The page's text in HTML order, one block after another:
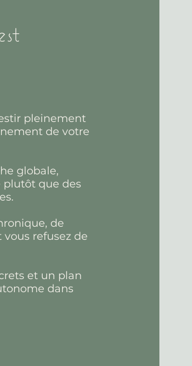
pleinement
de votre
globale,
plutôt que des
de
refusez de
et un plan
dans